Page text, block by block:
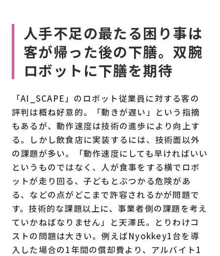
人手不足の最たる困り事は
客が帰った後の下膳。双腕
ロボットに下膳を期待
「AI_SCAPE」のロボット従業員に対する客の
評判は概ね好意的。「動きが遅い」という指摘
もあるが、動作速度は技術の進歩により向上す
る。しかし飲食店に実装するには、技術面以外
の課題が多い。「動作速度にしても早ければいい
というものではなく、人が食事をする横でロボ
ットが走り回る、子どもとぶつかる危険があ
る、などの点がどこまで許容されるかが問題で
す。技術的な課題以上に、事業者側の課題を考え
ていかねばなりません」と天澤氏。とりわけコ
ストの問題は大きい。例えばNyokkey1台を導
入した場合の1年間の償却費より、アルバイト1